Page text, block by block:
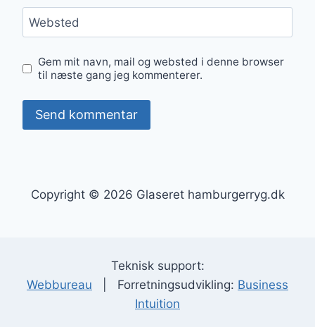
Websted
Gem mit navn, mail og websted i denne browser
til næste gang jeg kommenterer.
Copyright © 2026 Glaseret hamburgerryg.dk
Teknisk support:
Webbureau | Forretningsudvikling: Business
Intuition